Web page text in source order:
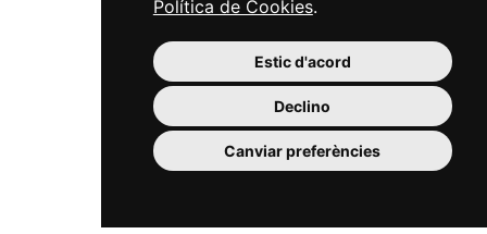
Política de Cookies.
Estic d'acord
Declino
Canviar preferències